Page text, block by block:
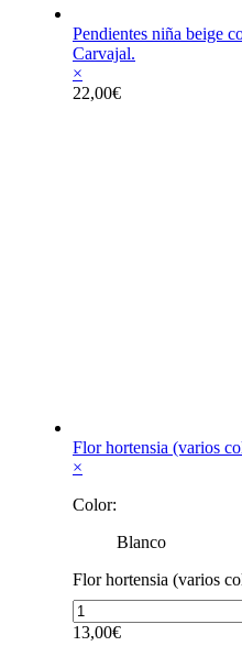
Pendientes niña beige
Carvajal.
×
22,00€
Flor hortensia (varios
×
Color:
Blanco
Flor hortensia (varios
13,00€